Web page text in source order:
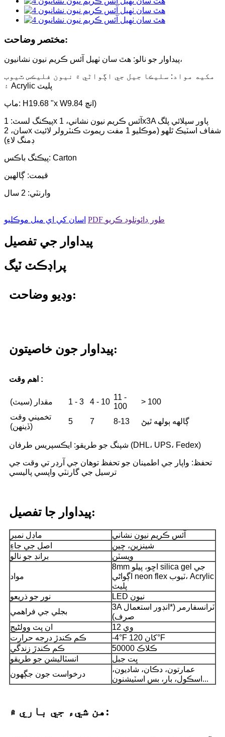
مختصر وضاحت:
پيداوار جو نالو: هٿ سان ٺهيل آئس ڪريم نيون نشانيون،
مکيه مواد: سليڪا جيل جي اڳواڻي ۾ نيون فليڪس ٽيوب
۽ Acrylic پليٽ
ماپ: H19.68 "x W9.84 انچ)
پيڪنگ لسٽ: 1x آئس ڪريم نيون نشاني، 1x3A پاور سپلائي پلگ
سان، 2x شفاف اسٽيڪ ٿلهو (موڪليو 1 مفت ريموٽ ڪنٽرولر لائيٽ
ڊمنگ لاءِ)
پيڪنگ باڪس: Carton
قيمت: ڳالهين
وارنٽي: 2 سال
اسان کي اي ميل موڪليو PDF طور ڊائونلوڊ ڪريو
پيداوار جي تفصيل
پراڊڪٽ ٽيگ
وڊيو وضاحت:
پيداوار جون خاصيتون:
اهم وقت :
مقدار (سيٽ) 1 - 3 4 - 10
11 -
100
> 100
تخميني وقت
(ڏينهن)
5 7 8-13 ڳالهه ٻولهه ٿيڻ
شپنگ جو طريقو: ايڪسپريس طرفان (DHL، UPS، Fedex)
تحفظ: واپار جي اطمينان جو تحفظ توهان جي آرڊر تي وقت جي
ترسيل جي گارنٽي واپسي پاليسي
پيداوار جا تفصيل:
ماڊل نمبر
آئس ڪريم نيون نشاني
اصل جي جاءِ
شينزين، چين
برانڊ جو نالو
ويسٽن
مواد
8mm اڇو، پيلو silica gel جي
اڳواڻي neon flex ٽيوب، Acrylic
پليٽ
نور جو ذريعو
LED نيون
بجلي جي فراهمي
3A ٽرانسفارمر (*انڊور استعمال
صرف)
ان پٽ وولٹیج
12 وي
ڪم ڪندڙ درجه حرارت
-4°F کان 120°F
ڪم ڪندڙ زندگي
50000 ڪلاڪ
انسٽاليشن جو طريقو
ڀت جبل
درخواست جون جڳھون
عمارتون، دڪان، شاديون،
اسڪول، بار، بس اسٽيشنون...
هن شيء جي باري ۾: